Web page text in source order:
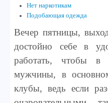
Нет наркотикам
Подобающая одежда
Вечер пятницы,
достойно себе в
работать, чтобы в
мужчины, в
клубы, ведь если